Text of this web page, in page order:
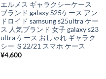
エルメス ギャラクシーケース
ブランド galaxy S25ケース アン
ドロイド samsung s25ultra ケー
ス 人気ブランド 女子 galaxy s23
ultra ケース おしゃれ ギャラク
シー Ｓ22/21 スマホ ケース
¥4,600